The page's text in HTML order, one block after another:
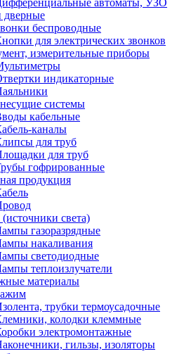
автоматы, УЗО
дверные
беспроводные
для электрических звонков
измерительные приборы
индикаторные
системы
кабельные
каналы
для труб
для труб
гофрированные
продукция
света)
газоразрядные
накаливания
светодиодные
теплоизлучатели
материалы
трубки термоусадочные
колодки клеммные
электромонтажные
гильзы, изоляторы